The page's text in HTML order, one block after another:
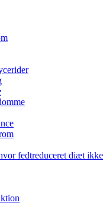
fedtreduceret diæt ikke